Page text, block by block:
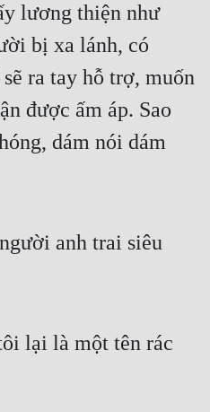
lương thiện như
bị xa lánh, có
ra tay hỗ trợ, muốn
được ấm áp. Sao
dám nói dám
anh trai siêu
lại là một tên rác